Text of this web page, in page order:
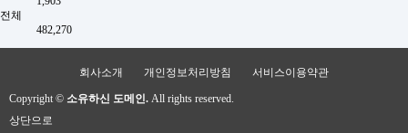
전체
482,270
회사소개 개인정보처리방침 서비스이용약관
Copyright © 소유하신 도메인. All rights reserved.
상단으로